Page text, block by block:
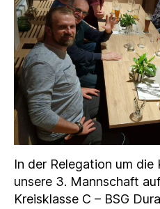
In der Relegation um die
unsere 3. Mannschaft
Kreisklasse C – BSG